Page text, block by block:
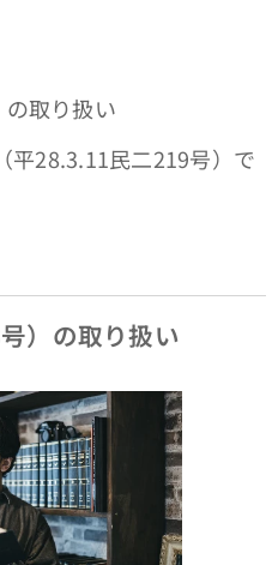
取り扱い
平28.3.11民二219号）で
）の取り扱い